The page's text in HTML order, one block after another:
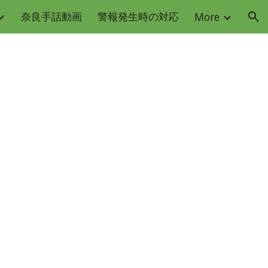
奈良手話動画 警報発生時の対応 More